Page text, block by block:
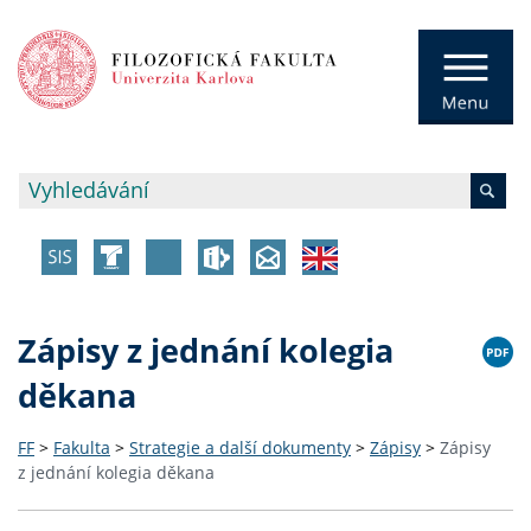
Zápisy z jednání kolegia
děkana
FF > Fakulta > Strategie a další dokumenty > Zápisy > Zápisy
z jednání kolegia děkana